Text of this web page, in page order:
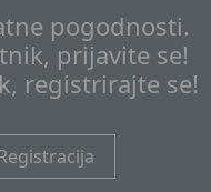
pogodnosti.
prijavite se!
registrirajte se!